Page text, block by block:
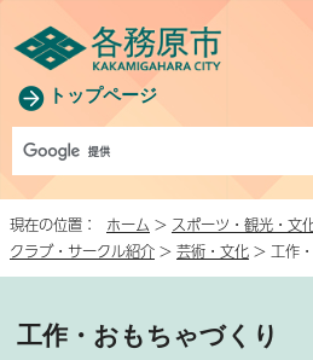
トップページ
現在の位置： ホーム > スポーツ・観光・文
クラブ・サークル紹介 > 芸術・文化 > 工作
工作・おもちゃづくり